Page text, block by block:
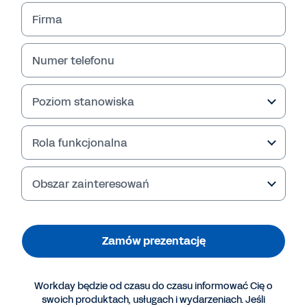
Więcej zasobów
PREZENTACJA KONWERSACYJNEJ AI WORKDAY
PARADOX DO CELÓW REKRUTACJI
Firma
Numer telefonu
Poziom stanowiska
Rola funkcjonalna
Obszar zainteresowań
Zamów prezentację
Workday będzie od czasu do czasu informować Cię o
swoich produktach, usługach i wydarzeniach. Jeśli